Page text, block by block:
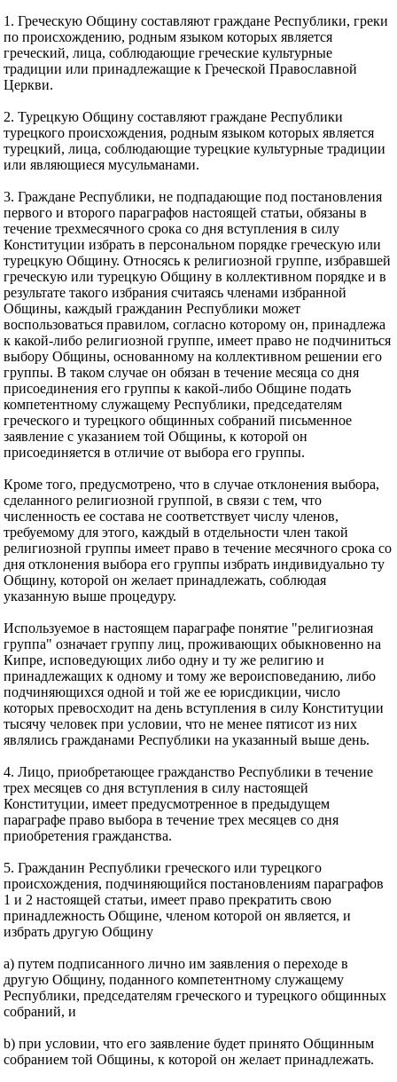
1. Греческую Общину составляют граждане Республики, греки
по происхождению, родным языком которых является
греческий, лица, соблюдающие греческие культурные
традиции или принадлежащие к Греческой Православной
Церкви.
2. Турецкую Общину составляют граждане Республики
турецкого происхождения, родным языком которых является
турецкий, лица, соблюдающие турецкие культурные традиции
или являющиеся мусульманами.
3. Граждане Республики, не подпадающие под постановления
первого и второго параграфов настоящей статьи, обязаны в
течение трехмесячного срока со дня вступления в силу
Конституции избрать в персональном порядке греческую или
турецкую Общину. Относясь к религиозной группе, избравшей
греческую или турецкую Общину в коллективном порядке и в
результате такого избрания считаясь членами избранной
Общины, каждый гражданин Республики может
воспользоваться правилом, согласно которому он, принадлежа
к какой-либо религиозной группе, имеет право не подчиниться
выбору Общины, основанному на коллективном решении его
группы. В таком случае он обязан в течение месяца со дня
присоединения его группы к какой-либо Общине подать
компетентному служащему Республики, председателям
греческого и турецкого общинных собраний письменное
заявление с указанием той Общины, к которой он
присоединяется в отличие от выбора его группы.
Кроме того, предусмотрено, что в случае отклонения выбора,
сделанного религиозной группой, в связи с тем, что
численность ее состава не соответствует числу членов,
требуемому для этого, каждый в отдельности член такой
религиозной группы имеет право в течение месячного срока со
дня отклонения выбора его группы избрать индивидуально ту
Общину, которой он желает принадлежать, соблюдая
указанную выше процедуру.
Используемое в настоящем параграфе понятие "религиозная
группа" означает группу лиц, проживающих обыкновенно на
Кипре, исповедующих либо одну и ту же религию и
принадлежащих к одному и тому же вероисповеданию, либо
подчиняющихся одной и той же ее юрисдикции, число
которых превосходит на день вступления в силу Конституции
тысячу человек при условии, что не менее пятисот из них
являлись гражданами Республики на указанный выше день.
4. Лицо, приобретающее гражданство Республики в течение
трех месяцев со дня вступления в силу настоящей
Конституции, имеет предусмотренное в предыдущем
параграфе право выбора в течение трех месяцев со дня
приобретения гражданства.
5. Гражданин Республики греческого или турецкого
происхождения, подчиняющийся постановлениям параграфов
1 и 2 настоящей статьи, имеет право прекратить свою
принадлежность Общине, членом которой он является, и
избрать другую Общину
а) путем подписанного лично им заявления о переходе в
другую Общину, поданного компетентному служащему
Республики, председателям греческого и турецкого общинных
собраний, и
b) при условии, что его заявление будет принято Общинным
собранием той Общины, к которой он желает принадлежать.